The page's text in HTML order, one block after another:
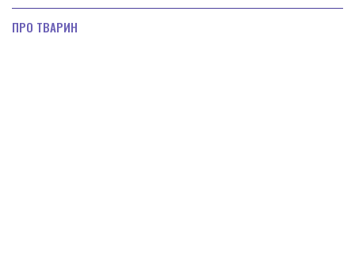
ПРО ТВАРИН